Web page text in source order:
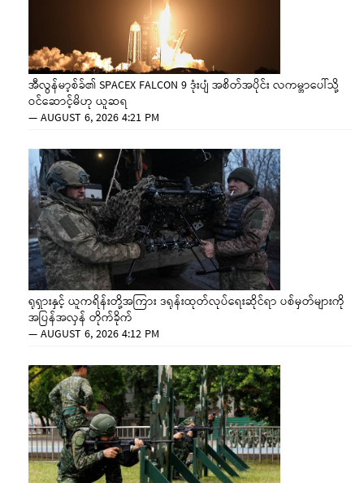
အီလွန်မာ့စ်ခ်၏ SPACEX FALCON 9 ဒုံးပျံ အစိတ်အပိုင်း လကမ္ဘာပေါ်သို့
ဝင်ဆောင့်မိဟု ယူဆရ
—AUGUST 6, 2026 4:21 PM
ရုရှားနှင့် ယူကရိန်းတို့အကြား ဒရုန်းထုတ်လုပ်ရေးဆိုင်ရာ ပစ်မှတ်များကို
အပြန်အလှန် တိုက်ခိုက်
—AUGUST 6, 2026 4:12 PM